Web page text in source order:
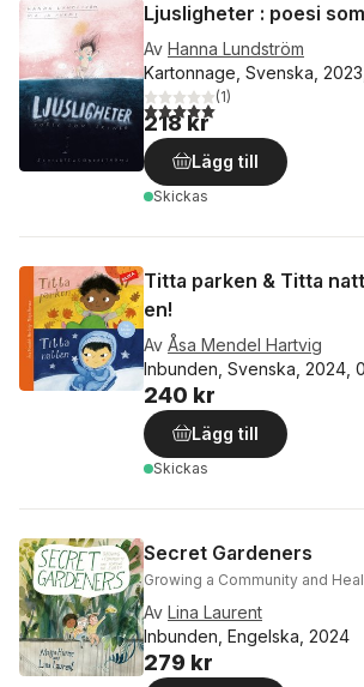
Ljusligheter : poesi
Av Hanna Lundström
Kartonnage, Svenska,
5,0utav 5 stjärnor. Totalt
(1)
218 kr
Lägg till
Skickas
Titta parken & Titta
en!
Av Åsa Mendel Hartvig
Inbunden, Svenska, 2024,
240 kr
Lägg till
Skickas
Secret Gardeners
Growing a Community and
Av Lina Laurent
Inbunden, Engelska, 2024
279 kr